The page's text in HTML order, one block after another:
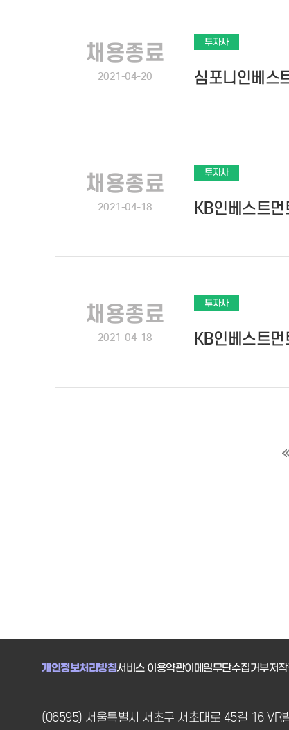
채용종료
2021-04-20
투자사
심포니인베스
채용종료
2021-04-18
투자사
KB인베스트
채용종료
2021-04-18
투자사
KB인베스트
개인정보처리방침서비스 이용약관이메일무단수집거부저
(06595) 서울특별시 서초구 서초대로 45길 16 VR